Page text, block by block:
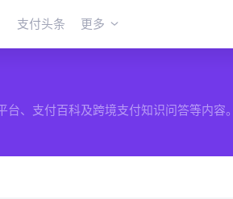
支付头条 更多
、支付百科及跨境支付知识问答等内容。